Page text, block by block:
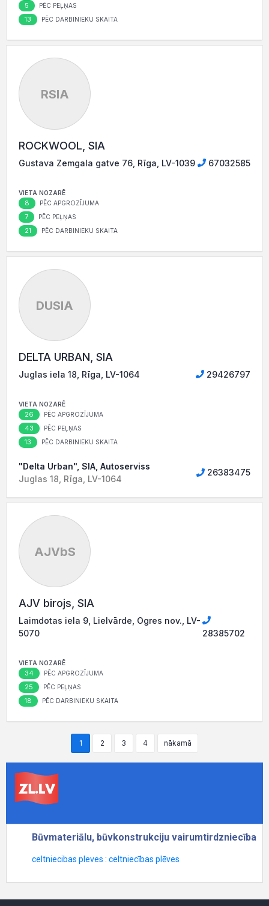
5 PĒC PEĻŅAS
13 PĒC DARBINIEKU SKAITA
RSIA
ROCKWOOL, SIA
Gustava Zemgala gatve 76, Rīga, LV-1039 67032585
VIETA NOZARĒ
8 PĒC APGROZĪJUMA
7 PĒC PEĻŅAS
21 PĒC DARBINIEKU SKAITA
DUSIA
DELTA URBAN, SIA
Juglas iela 18, Rīga, LV-1064 29426797
VIETA NOZARĒ
26 PĒC APGROZĪJUMA
43 PĒC PEĻŅAS
13 PĒC DARBINIEKU SKAITA
"Delta Urban", SIA, Autoserviss
Juglas 18, Rīga, LV-1064
26383475
AJVbS
AJV birojs, SIA
Laimdotas iela 9, Lielvārde, Ogres nov., LV-
5070
28385702
VIETA NOZARĒ
34 PĒC APGROZĪJUMA
25 PĒC PEĻŅAS
18 PĒC DARBINIEKU SKAITA
1 2 3 4 nākamā